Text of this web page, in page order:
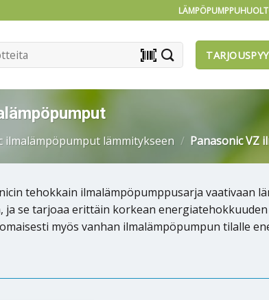
barcode_scanner
ilmalämpöpumput lämmitykseen / Panasonic VZ
tehokkain ilmalämpöpumppusarja vaativaan
se tarjoaa erittäin korkean
myös vanhan ilmalämpöpumpun tilalle